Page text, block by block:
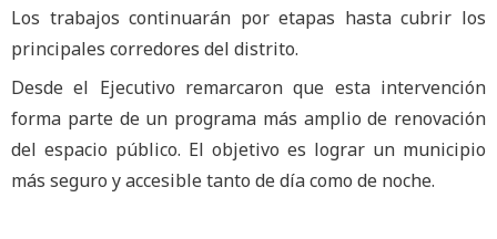
Los trabajos continuarán por etapas hasta cubrir los
principales corredores del distrito.
Desde el Ejecutivo remarcaron que esta intervención
forma parte de un programa más amplio de renovación
del espacio público. El objetivo es lograr un municipio
más seguro y accesible tanto de día como de noche.